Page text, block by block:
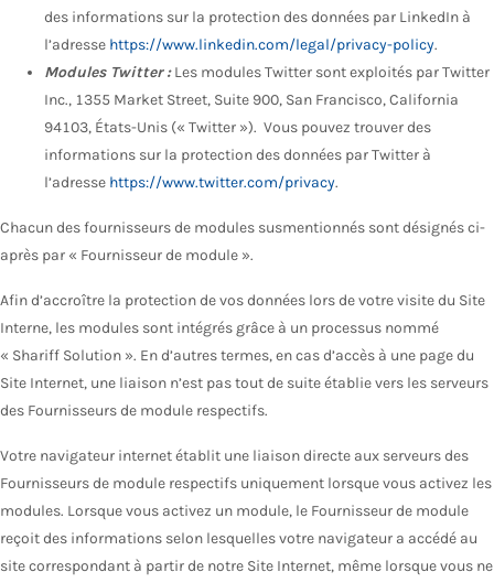
des informations sur la protection des données par LinkedIn à
l’adresse https://www.linkedin.com/legal/privacy-policy.
Modules Twitter :Les modules Twitter sont exploités par Twitter
Inc., 1355 Market Street, Suite 900, San Francisco, California
94103, États-Unis (« Twitter »). Vous pouvez trouver des
informations sur la protection des données par Twitter à
l’adresse https://www.twitter.com/privacy.
Chacun des fournisseurs de modules susmentionnés sont désignés ci-
après par « Fournisseur de module ».
Afin d’accroître la protection de vos données lors de votre visite du Site
Interne, les modules sont intégrés grâce à un processus nommé
« Shariff Solution ». En d’autres termes, en cas d’accès à une page du
Site Internet, une liaison n’est pas tout de suite établie vers les serveurs
des Fournisseurs de module respectifs.
Votre navigateur internet établit une liaison directe aux serveurs des
Fournisseurs de module respectifs uniquement lorsque vous activez les
modules. Lorsque vous activez un module, le Fournisseur de module
reçoit des informations selon lesquelles votre navigateur a accédé au
site correspondant à partir de notre Site Internet, même lorsque vous ne